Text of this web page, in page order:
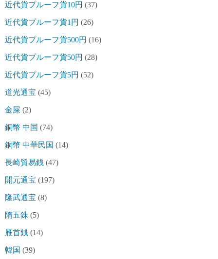
近代貨プルーフ貨10円 (37)
近代貨プルーフ貨1円 (26)
近代貨プルーフ貨500円 (16)
近代貨プルーフ貨50円 (28)
近代貨プルーフ貨5円 (52)
道光通宝 (45)
金屎 (2)
銅幣 中国 (74)
銅幣 中華民国 (14)
長崎貿易銭 (47)
開元通宝 (197)
隆武通宝 (8)
隋五銖 (5)
雁首銭 (14)
韓国 (39)